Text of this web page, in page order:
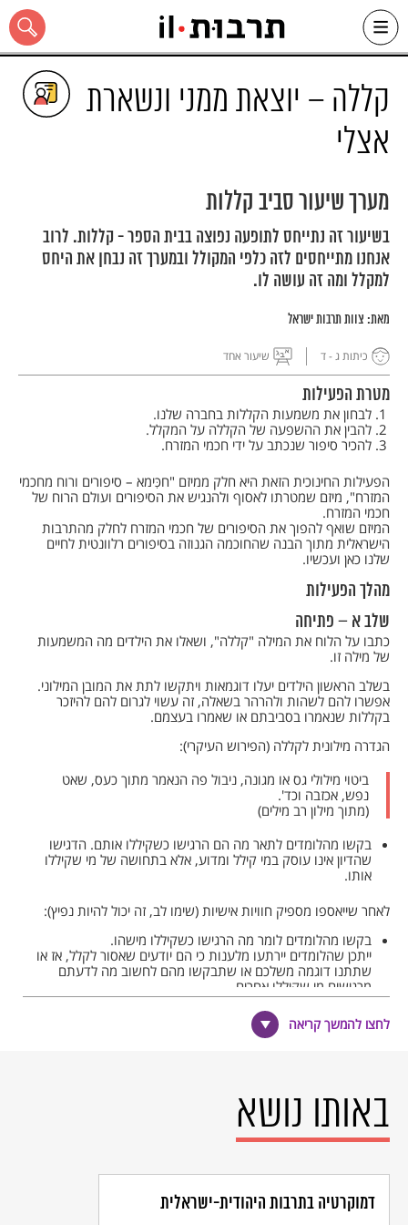
Skip
content
כל האתר
קללה – יוצאת ממני ונשארת
אצלי
מערך שיעור סביב קללות
בשיעור זה נתייחס לתופעה נפוצה בבית הספר - קללות. לרוב
אנחנו מתייחסים לזה כלפי המקולל ובמערך זה נבחן את היחס
למקלל ומה זה עושה לו.
מאת: צוות תרבות ישראל
כיתות ג - ד שיעור אחד
מטרת הפעילות
לבחון את משמעות הקללות בחברה שלנו.
להבין את ההשפעה של הקללה על המקלל.
להכיר סיפור שנכתב על ידי חכמי המזרח.
הפעילות החינוכית הזאת היא חלק ממיזם "חכִּימא – סיפורים ורוח מחכמי
המזרח", מיזם שמטרתו לאסוף ולהנגיש את הסיפורים ועולם הרוח של
חכמי המזרח.
המיזם שואף להפוך את הסיפורים של חכמי המזרח לחלק מהתרבות
הישראלית מתוך הבנה שהחוכמה הגנוזה בסיפורים רלוונטית לחיים
שלנו כאן ועכשיו.
מהלך הפעילות
שלב א – פתיחה
כתבו על הלוח את המילה "קללה", ושאלו את הילדים מה המשמעות
של מילה זו.
בשלב הראשון הילדים יעלו דוגמאות ויתקשו לתת את המובן המילוני.
אפשרו להם לשהות ולהרהר בשאלה, זה עשוי לגרום להם להיזכר
בקללות שנאמרו בסביבתם או שאמרו בעצמם.
הגדרה מילונית לקללה (הפירוש העיקרי):
ביטוי מילולי גס או מגונה, ניבול פה הנאמר מתוך כעס, שאט
נפש, אכזבה וכד'.
(מתוך מילון רב מילים)
בקשו מהלומדים לתאר מה הם הרגישו כשקיללו אותם. הדגישו
שהדיון אינו עוסק במי קילל ומדוע, אלא בתחושה של מי שקיללו
אותו.
לאחר שייאספו מספיק חוויות אישיות (שימו לב, זה יכול להיות נפיץ):
בקשו מהלומדים לומר מה הרגישו כשקיללו מישהו.
ייתכן שהלומדים יירתעו מלענות כי הם יודעים שאסור לקלל, אז או
שתתנו דוגמה משלכם או שתבקשו מהם לחשוב מה לדעתם
מרגישים מי שקיללו אחרים.
סכמו את שלושת השלבים – הניסוח המילוני, ההרגשה של מי שקיללו
אותו וההרגשה של מי שקילל.
החיים שלהם. האם הקללה משפיעה על מי שאמר אותה מעבר לרגע
שבו נאמרה?
שלב ב – לספר סיפור
בחרו בדרך שנראית שלכם המעניינת ביותר לספר את הסיפור. אתם
יכולים להשתמש באינטונציה שונה, לשנות את נוסח הסיפור כפי
שתרצו, או לשלב תנועות ידיים וגוף. אוצר המילים והניסוח אינם
לחצו להמשך קריאה
באותו נושא
דמוקרטיה בתרבות היהודית-ישראלית